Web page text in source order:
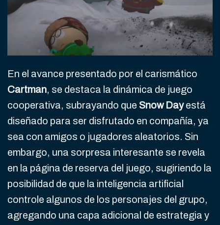
En el avance presentado por el carismático
Cartman, se destaca la dinámica de juego
cooperativa, subrayando que Snow Dayestá
diseñado para ser disfrutado en compañía, ya
sea con amigos o jugadores aleatorios. Sin
embargo, una sorpresa interesante se revela
en la página de reserva del juego, sugiriendo la
posibilidad de que la inteligencia artificial
controle algunos de los personajes del grupo,
agregando una capa adicional de estrategia y